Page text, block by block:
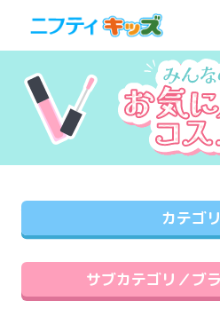
カテゴ
サブカテゴリ／ブ